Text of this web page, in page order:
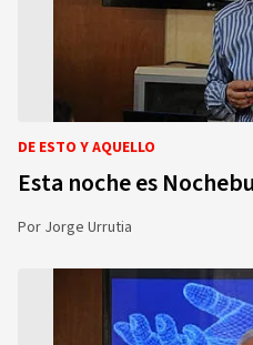
DE ESTO Y AQUELLO
Esta noche es
Por Jorge Urrutia